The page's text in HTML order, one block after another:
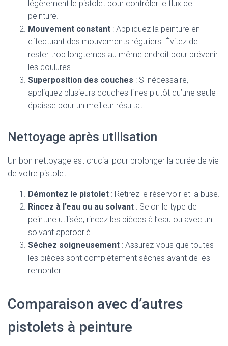
légèrement le pistolet pour contrôler le flux de
peinture.
Mouvement constant : Appliquez la peinture en
effectuant des mouvements réguliers. Évitez de
rester trop longtemps au même endroit pour prévenir
les coulures.
Superposition des couches : Si nécessaire,
appliquez plusieurs couches fines plutôt qu’une seule
épaisse pour un meilleur résultat.
Nettoyage après utilisation
Un bon nettoyage est crucial pour prolonger la durée de vie
de votre pistolet :
Démontez le pistolet : Retirez le réservoir et la buse.
Rincez à l’eau ou au solvant : Selon le type de
peinture utilisée, rincez les pièces à l’eau ou avec un
solvant approprié.
Séchez soigneusement : Assurez-vous que toutes
les pièces sont complètement sèches avant de les
remonter.
Comparaison avec d’autres
pistolets à peinture